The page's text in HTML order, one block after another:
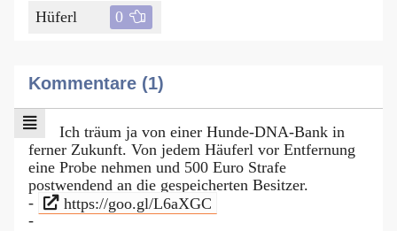
Hüferl 0
Kommentare (1)
Ich träum ja von einer Hunde-DNA-Bank in
ferner Zukunft. Von jedem Häuferl vor Entfernung
eine Probe nehmen und 500 Euro Strafe
postwendend an die gespeicherten Besitzer.
-
https://goo.gl/L6aXGC
-